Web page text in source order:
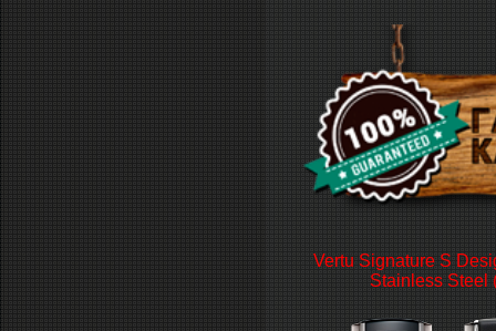
Vertu Signature S
Stainless Steel